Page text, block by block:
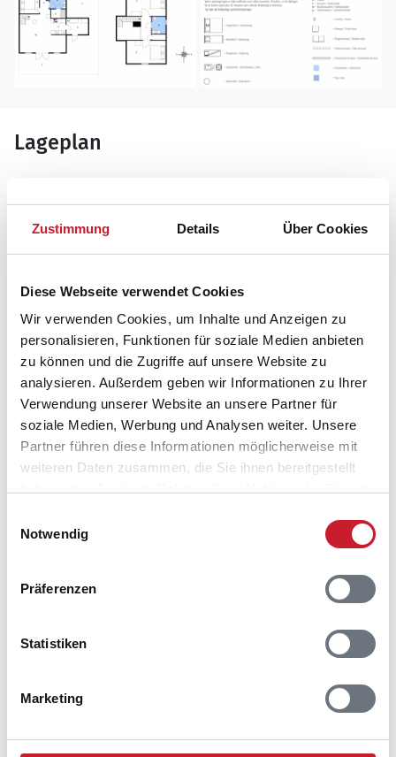
Zustimmung Details Über Cookies
Diese Webseite verwendet Cookies
Wir verwenden Cookies, um Inhalte und Anzeigen zu
personalisieren, Funktionen für soziale Medien anbieten
zu können und die Zugriffe auf unsere Website zu
analysieren. Außerdem geben wir Informationen zu Ihrer
Verwendung unserer Website an unsere Partner für
soziale Medien, Werbung und Analysen weiter. Unsere
Partner führen diese Informationen möglicherweise mit
weiteren Daten zusammen, die Sie ihnen bereitgestellt
Notwendig
Präferenzen
Statistiken
Marketing
Lageplan
Ferienhaus FY199
Strandgårdsvej 215
Bro Strand
Belegungskalender
Reisedauer auswählen
Anreisetag im Belegungskalender anklicken